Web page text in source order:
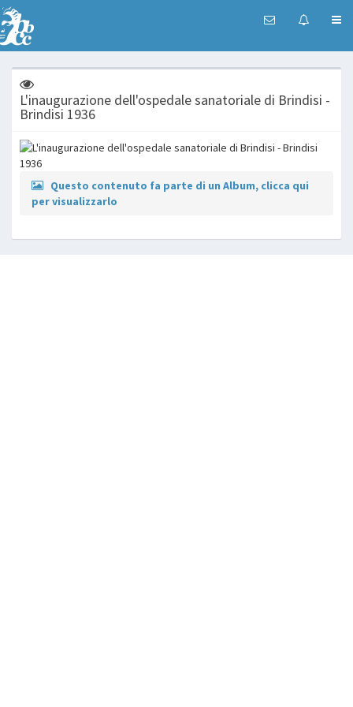
L'inaugurazione dell'ospedale sanatoriale di Brindisi -
Brindisi 1936
Questo contenuto fa parte di un Album, clicca qui
per visualizzarlo